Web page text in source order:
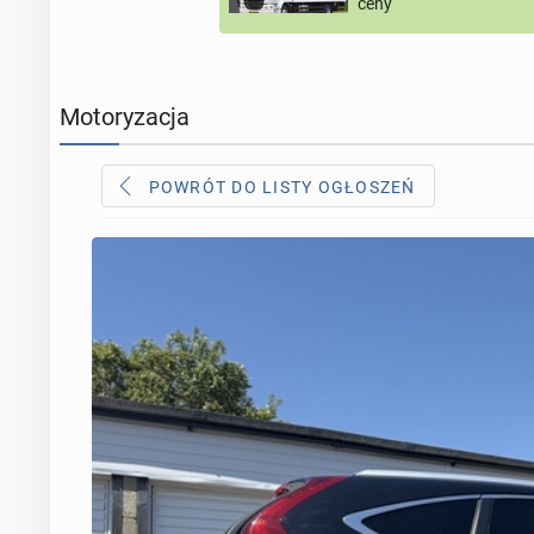
Motoryzacja
POWRÓT DO LISTY OGŁOSZEŃ